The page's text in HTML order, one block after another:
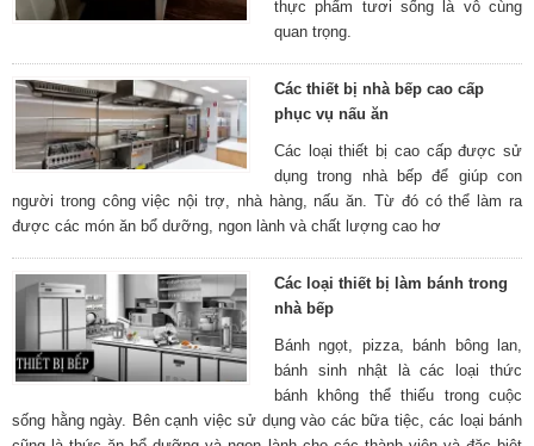
thực phẩm tươi sống là vô cùng
quan trọng.
Các thiết bị nhà bếp cao cấp
phục vụ nấu ăn
Các loại thiết bị cao cấp được sử
dụng trong nhà bếp để giúp con
người trong công việc nội trợ, nhà hàng, nấu ăn. Từ đó có thể làm ra
được các món ăn bổ dưỡng, ngon lành và chất lượng cao hơ
Các loại thiết bị làm bánh trong
nhà bếp
Bánh ngọt, pizza, bánh bông lan,
bánh sinh nhật là các loại thức
bánh không thể thiếu trong cuộc
sống hằng ngày. Bên cạnh việc sử dụng vào các bữa tiệc, các loại bánh